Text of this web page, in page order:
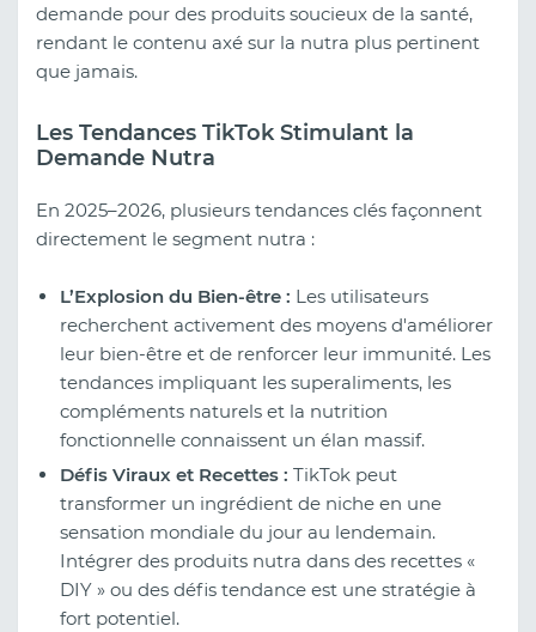
demande pour des produits soucieux de la santé,
rendant le contenu axé sur la nutra plus pertinent
que jamais.
Les Tendances TikTok Stimulant la
Demande Nutra
En 2025–2026, plusieurs tendances clés façonnent
directement le segment nutra :
L’Explosion du Bien-être : Les utilisateurs
recherchent activement des moyens d'améliorer
leur bien-être et de renforcer leur immunité. Les
tendances impliquant les superaliments, les
compléments naturels et la nutrition
fonctionnelle connaissent un élan massif.
Défis Viraux et Recettes : TikTok peut
transformer un ingrédient de niche en une
sensation mondiale du jour au lendemain.
Intégrer des produits nutra dans des recettes «
DIY » ou des défis tendance est une stratégie à
fort potentiel.